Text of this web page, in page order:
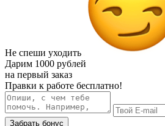
Не спеши уходить
Дарим 1000 рублей
на первый заказ
Правки к работе бесплатно!
Забрать бонус